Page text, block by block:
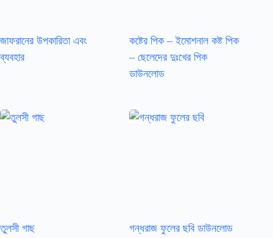
জাফরানের উপকারিতা এবং
ব্যবহার
কষ্টের পিক – ইমোশনাল কষ্ট পিক
– ছেলেদের দুঃখের পিক
ডাউনলোড
তুলসী গাছ
গন্ধরাজ ফুলের ছবি ডাউনলোড